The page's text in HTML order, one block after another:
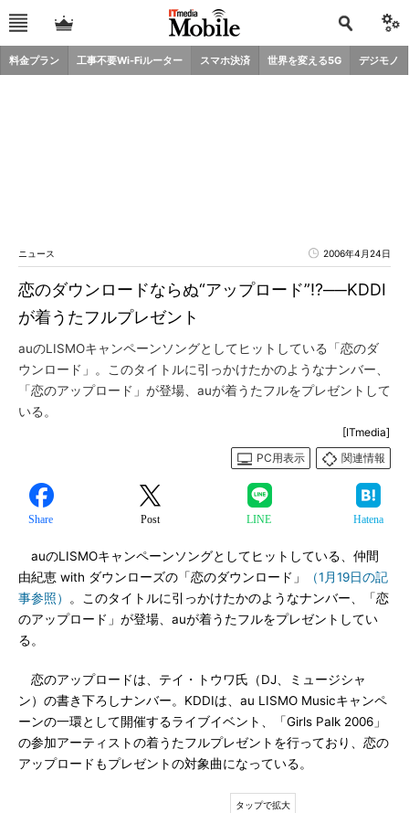
料金プラン 工事不要Wi-Fiルーター スマホ決済 世界を変える5G デジモノ
ニュース 2006年4月24日
恋のダウンロードならぬ“アップロード”!?──KDDI
が着うたフルプレゼント
auのLISMOキャンペーンソングとしてヒットしている「恋のダ
ウンロード」。このタイトルに引っかけたかのようなナンバー、
「恋のアップロード」が登場、auが着うたフルをプレゼントして
いる。
[ITmedia]
PC用表示
関連情報
Share Post LINE Hatena
auのLISMOキャンペーンソングとしてヒットしている、仲間
由紀恵 with ダウンローズの「恋のダウンロード」
（1月19日の記
事参照）
。このタイトルに引っかけたかのようなナンバー、「恋
のアップロード」が登場、auが着うたフルをプレゼントしてい
る。
恋のアップロードは、テイ・トウワ氏（DJ、ミュージシャ
ン）の書き下ろしナンバー。KDDIは、au LISMO Musicキャンペ
ーンの一環として開催するライブイベント、「Girls Palk 2006」
の参加アーティストの着うたフルプレゼントを行っており、恋の
アップロードもプレゼントの対象曲になっている。